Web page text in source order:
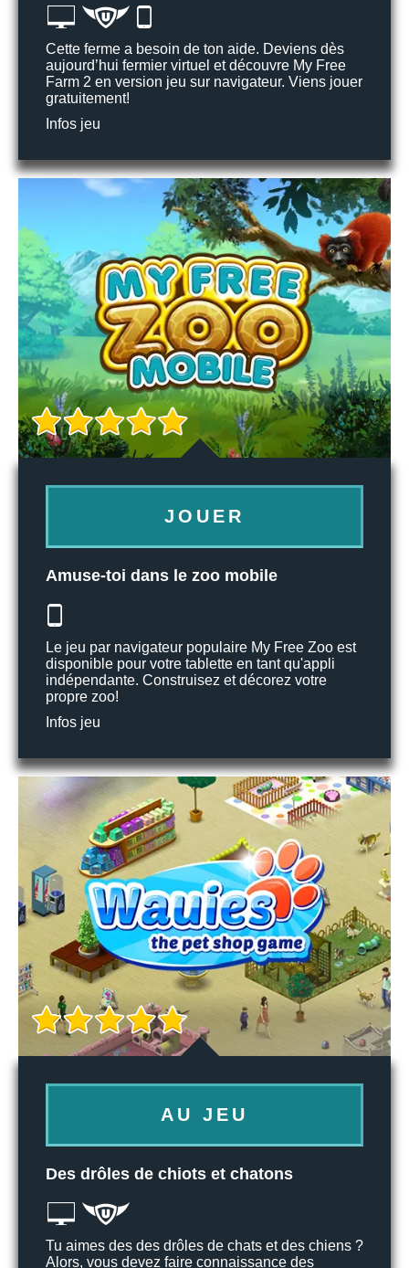
Cette ferme a besoin de ton aide. Deviens dès
aujourd’hui fermier virtuel et découvre My Free
Farm 2 en version jeu sur navigateur. Viens jouer
gratuitement!
Infos jeu
JOUER
Amuse-toi dans le zoo mobile
Le jeu par navigateur populaire My Free Zoo est
disponible pour votre tablette en tant qu'appli
indépendante. Construisez et décorez votre
propre zoo!
Infos jeu
AU JEU
Des drôles de chiots et chatons
Tu aimes des des drôles de chats et des chiens ?
Alors, vous devez faire connaissance des